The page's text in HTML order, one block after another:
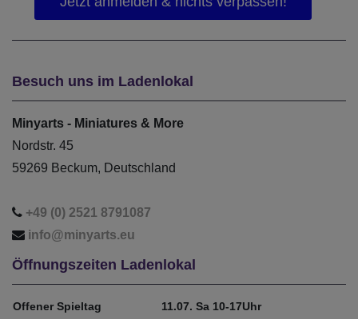
Besuch uns im Ladenlokal
Minyarts - Miniatures & More
Nordstr. 45
59269 Beckum, Deutschland
+49 (0) 2521 8791087
info@minyarts.eu
Öffnungszeiten Ladenlokal
Offener Spieltag
11.07. Sa 10-17Uhr